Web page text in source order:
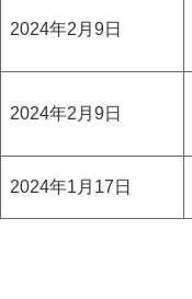
2024年2月9日
2024年2月9日
2024年1月17日